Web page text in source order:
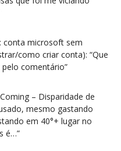
conta microsoft sem
como criar conta): “Que
comentário”
– Disparidade de
mesmo gastando
em 40°+ lugar no
é…”